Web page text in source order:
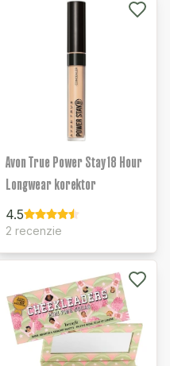
Avon True Power Stay 18 Hour
Longwear korektor
4.5
2 recenzie